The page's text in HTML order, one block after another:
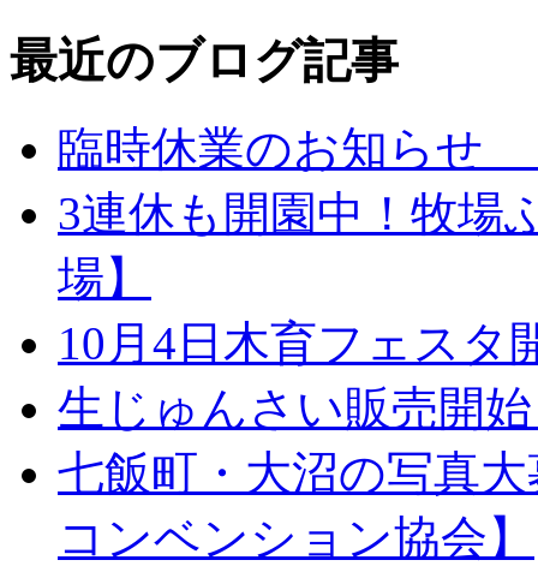
最近のブログ記事
臨時休業のお知らせ
3連休も開園中！牧場
場】
10月4日木育フェスタ
生じゅんさい販売開
七飯町・大沼の写真
コンベンション協会】